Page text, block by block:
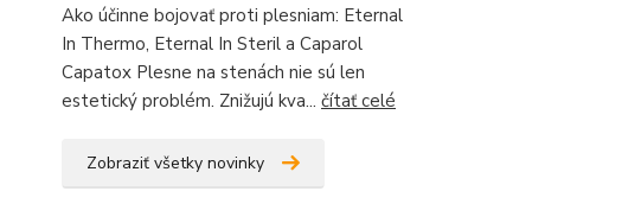
Ako účinne bojovať proti plesniam: Eternal
In Thermo, Eternal In Steril a Caparol
Capatox Plesne na stenách nie sú len
estetický problém. Znižujú kva... čítať celé
Zobraziť všetky novinky